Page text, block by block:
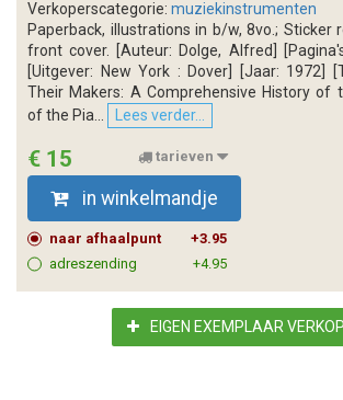
Verkoperscategorie: muziekinstrumenten
Paperback, illustrations in b/w, 8vo.; Sticker
front cover. [Auteur: Dolge, Alfred]
[Uitgever: New York : Dover] [Jaar: 1972]
Their Makers: A Comprehensive History of
of the Pia...
Lees verder...
€ 15 tarieven
in winkelmandje
naar afhaalpunt
+3.95
adreszending
+4.95
EIGEN EXEMPLAAR